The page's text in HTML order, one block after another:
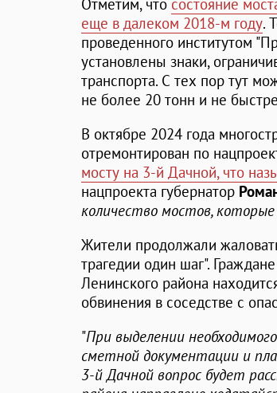
Отметим, что состояние
еще в далеком 2018-м году.
проведенного институтом
установлены знаки,
транспорта. С тех пор тут
не более 20 тонн и не
В октябре 2024 года
отремонтирован по
мосту на 3-й Дачной, что
нацпроекта губернатор
количество мостов,
Жители продолжали
трагедии один шаг".
Ленинского района
обвинения в соседстве с
"При выделении
сметной документации и
3-й Дачной вопрос будет